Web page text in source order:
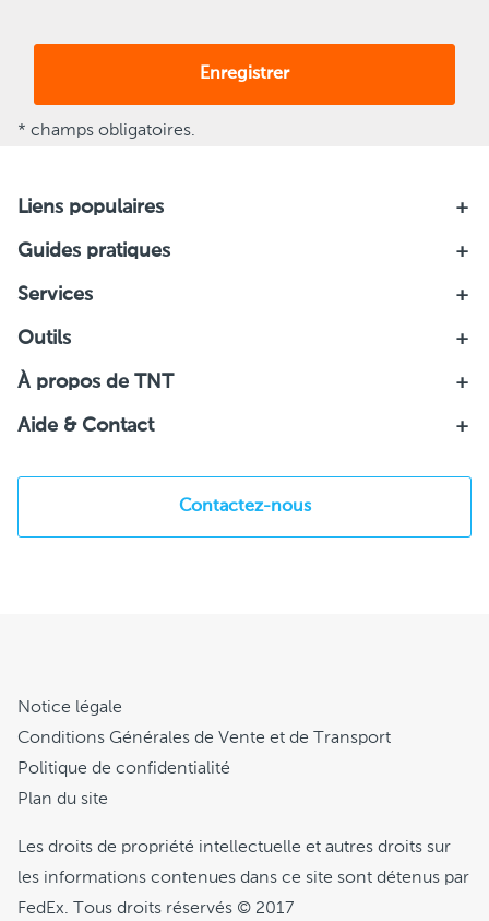
Enregistrer
* champs obligatoires.
Liens populaires
Guides pratiques
Services
Outils
À propos de TNT
Aide & Contact
Contactez-nous
Notice légale
Conditions Générales de Vente et de Transport
Politique de confidentialité
Plan du site
Les droits de propriété intellectuelle et autres droits sur
les informations contenues dans ce site sont détenus par
FedEx. Tous droits réservés © 2017